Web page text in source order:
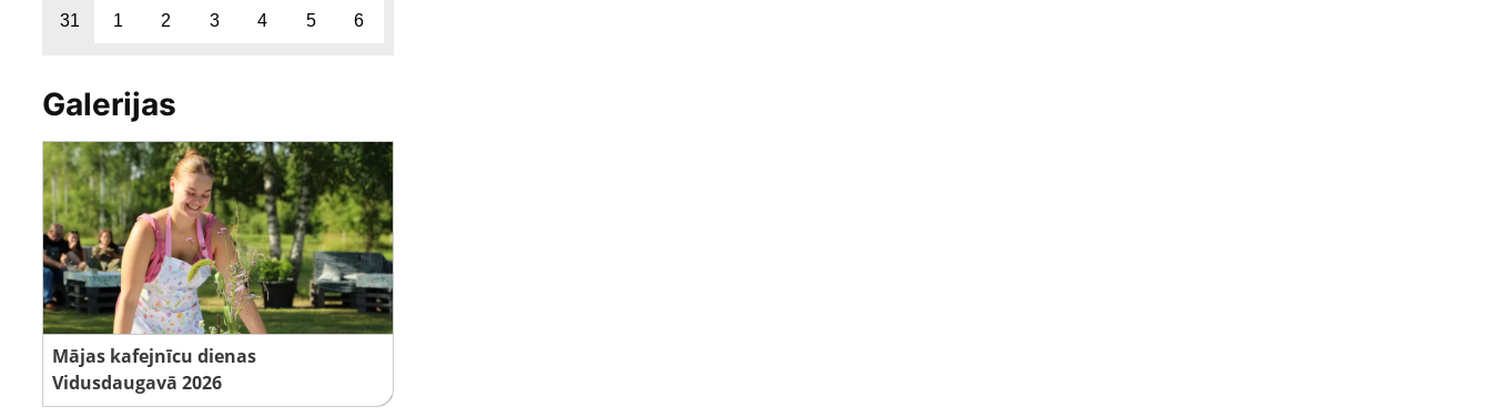
31 1 2 3 4 5 6
Galerijas
Mājas kafejnīcu dienas
Vidusdaugavā 2026